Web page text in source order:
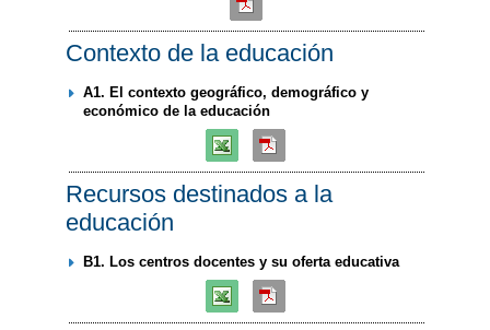
Contexto de la educación
A1. El contexto geográfico, demográfico y
económico de la educación
Recursos destinados a la
educación
B1. Los centros docentes y su oferta educativa